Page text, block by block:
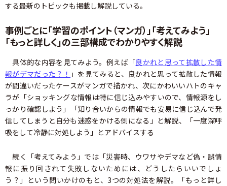
する最新のトピックも掲載し解説している。
事例ごとに「学習のポイント（マンガ）」「考えてみよう」
「もっと詳しく」の三部構成でわかりやすく解説
具体的な内容を見てみよう。例えば「良かれと思って拡散した情
報がデマだった？！ 」を見てみると、良かれと思って拡散した情報
が間違いだったケースがマンガで描かれ、次にかわいいハトのキャ
ラが「ショッキングな情報は特に信じ込みやすいので、情報源をし
っかり確認しよう」「知り合いからの情報でも安易に信じ込んで発
信してしまうと自分も迷惑をかける側になる」と解説、「一度深呼
吸をして冷静に対処しよう」とアドバイスする
続く「考えてみよう」では「災害時、ウワサやデマなど偽・誤情
報に振り回されて失敗しないためには、どうしたらいいでしょ
う？」という問いかけのもと、3つの対処法を解説。「もっと詳し